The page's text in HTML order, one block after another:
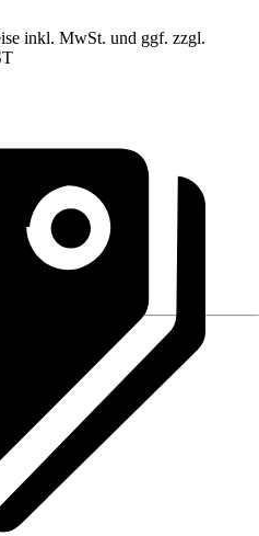
inkl. MwSt. und ggf. zzgl.